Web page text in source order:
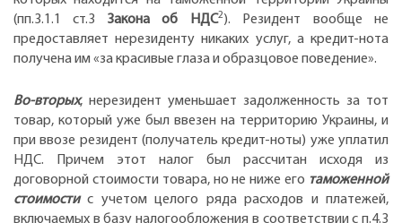
(пп.3.1.1 ст.3 Закона об НДС2). Резидент вообще не
предоставляет нерезиденту никаких услуг, а кредит-нота
получена им «за красивые глаза и образцовое поведение».
Во-вторых, нерезидент уменьшает задолженность за тот
товар, который уже был ввезен на территорию Украины, и
при ввозе резидент (получатель кредит-ноты) уже уплатил
НДС. Причем этот налог был рассчитан исходя из
договорной стоимости товара, но не ниже его таможенной
стоимостис учетом целого ряда расходов и платежей,
включаемых в базу налогообложения в соответствии с п.4.3